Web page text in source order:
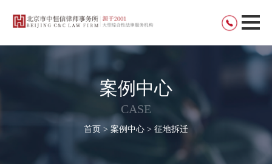
案例中心
CASE
首页 > 案例中心 > 征地拆迁